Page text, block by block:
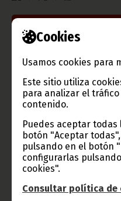
Cookies
Usamos cookies para
Este sitio utiliza
para analizar el
contenido.
Puedes aceptar
botón "Aceptar
pulsando en el botón
configurarlas
cookies".
Consultar política de
Gobierno e
Información
TVGE